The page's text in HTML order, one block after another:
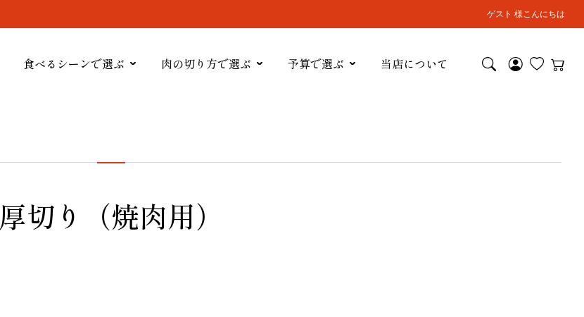
ゲスト 様こんにちは
食べるシーンで選ぶ 肉の切り方で選ぶ 予算で選ぶ 当店について
厚切り（焼肉用）